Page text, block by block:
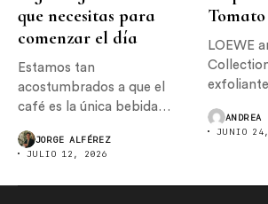
que necesitas para
comenzar el día
Estamos tan
acostumbrados a que el
café es la única bebida
JORGE ALFÉREZ
JULIO 12, 2026
Tomato
LOEWE
ANDREA
JUNIO